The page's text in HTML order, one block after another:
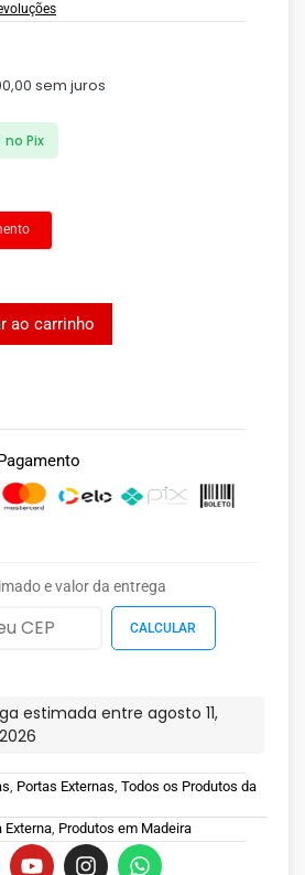
sem juros
no Pix
ao carrinho
e valor da entrega
estimada entre agosto 11,
Portas Externas Todos os Produtos da
Externa Produtos em Madeira